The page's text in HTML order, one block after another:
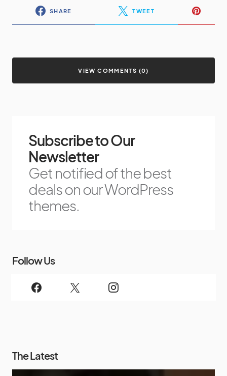
SHARE TWEET
VIEW COMMENTS (0)
Subscribe to Our
Newsletter
Get notified of the best
deals on our WordPress
themes.
Follow Us
The Latest